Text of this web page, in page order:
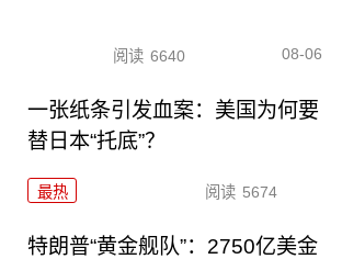
阅读 6640 08-06
一张纸条引发血案：美国为何要
替日本“托底”？
最热 阅读 5674
特朗普“黄金舰队”：2750亿美金